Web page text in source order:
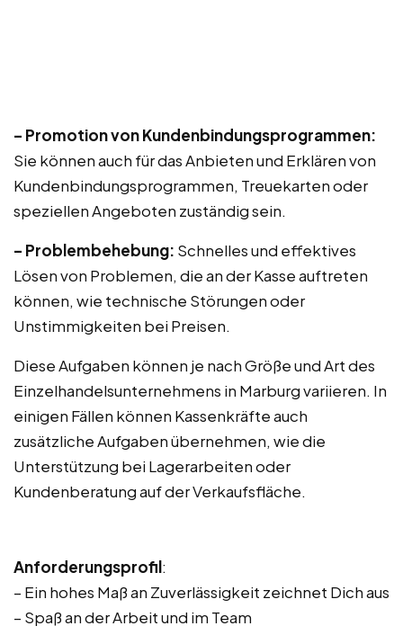
– Promotion von Kundenbindungsprogrammen:
Sie können auch für das Anbieten und Erklären von
Kundenbindungsprogrammen, Treuekarten oder
speziellen Angeboten zuständig sein.
– Problembehebung: Schnelles und effektives
Lösen von Problemen, die an der Kasse auftreten
können, wie technische Störungen oder
Unstimmigkeiten bei Preisen.
Diese Aufgaben können je nach Größe und Art des
Einzelhandelsunternehmens in Marburg variieren. In
einigen Fällen können Kassenkräfte auch
zusätzliche Aufgaben übernehmen, wie die
Unterstützung bei Lagerarbeiten oder
Kundenberatung auf der Verkaufsfläche.
Anforderungsprofil:
– Ein hohes Maß an Zuverlässigkeit zeichnet Dich aus
– Spaß an der Arbeit und im Team